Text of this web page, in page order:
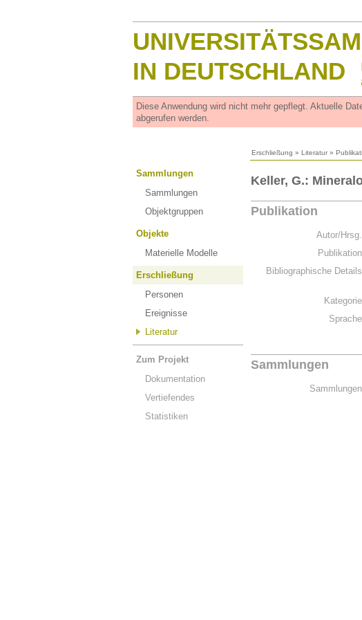
IN DEUTSCHLAND
Diese Anwendung wird nicht mehr gepflegt. Aktuelle
abgerufen werden.
Erschließung » Literatur »
Sammlungen
Sammlungen
Objektgruppen
Objekte
Materielle Modelle
Erschließung
Personen
Ereignisse
Literatur
Zum Projekt
Dokumentation
Vertiefendes
Statistiken
Keller, G.:
Publikation
Autor/Hrsg.
Publikation
Bibliographische Details
Kategorie
Sprache
Sammlungen
Sammlungen